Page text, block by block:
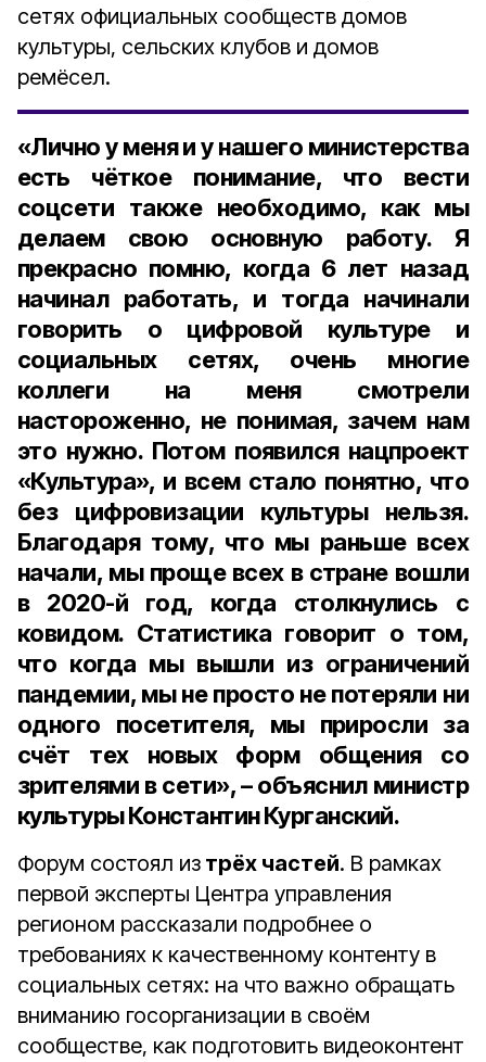
сетях официальных сообществ домов
культуры, сельских клубов и домов
ремёсел.
«Лично у меня и у нашего министерства
есть чёткое понимание, что вести
соцсети также необходимо, как мы
делаем свою основную работу. Я
прекрасно помню, когда 6 лет назад
начинал работать, и тогда начинали
говорить о цифровой культуре и
социальных сетях, очень многие
коллеги на меня смотрели
настороженно, не понимая, зачем нам
это нужно. Потом появился нацпроект
«Культура», и всем стало понятно, что
без цифровизации культуры нельзя.
Благодаря тому, что мы раньше всех
начали, мы проще всех в стране вошли
в 2020-й год, когда столкнулись с
ковидом. Статистика говорит о том,
что когда мы вышли из ограничений
пандемии, мы не просто не потеряли ни
одного посетителя, мы приросли за
счёт тех новых форм общения со
зрителями в сети», – объяснил министр
культуры Константин Курганский.
Форум состоял из трёх частей. В рамках
первой эксперты Центра управления
регионом рассказали подробнее о
требованиях к качественному контенту в
социальных сетях: на что важно обращать
вниманию госорганизации в своём
сообществе, как подготовить видеоконтент